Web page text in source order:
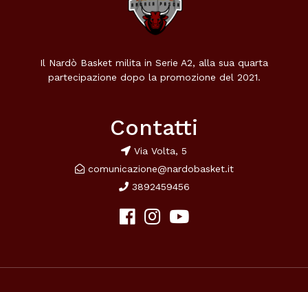
Il Nardò Basket milita in Serie A2, alla sua quarta
partecipazione dopo la promozione del 2021.
Contatti
Via Volta, 5
comunicazione@nardobasket.it
3892459456